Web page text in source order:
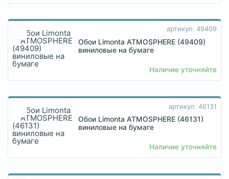
артикул: 49409
Обои Limonta ATMOSPHERE (49409)
виниловые на бумаге
Наличие уточняйте
артикул: 46131
Обои Limonta ATMOSPHERE (46131)
виниловые на бумаге
Наличие уточняйте